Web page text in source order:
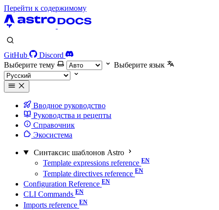
Перейти к содержимому
GitHub
Discord
Выберите тему
Выберите язык
Вводное руководство
Руководства и рецепты
Справочник
Экосистема
Синтаксис шаблонов Astro
Template expressions reference
Template directives reference
Configuration Reference
CLI Commands
Imports reference